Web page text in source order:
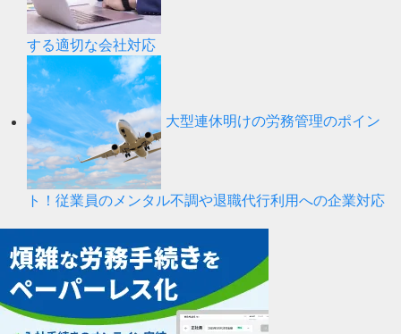
する適切な会社対応
大型連休明けの労務管理のポイン
ト！従業員のメンタル不調や退職代行利用への企業対応